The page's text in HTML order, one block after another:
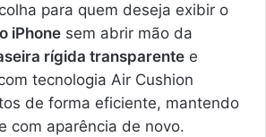
para quem deseja exibir o
iPhone sem abrir mão da
rígida transparente e
tecnologia Air Cushion
de forma eficiente, mantendo
com aparência de novo.